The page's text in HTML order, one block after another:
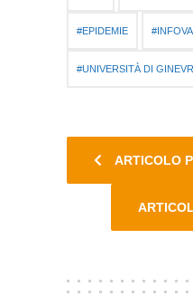
EPIDEMIE
UNIVERSITÀ DI
ARTICOLO